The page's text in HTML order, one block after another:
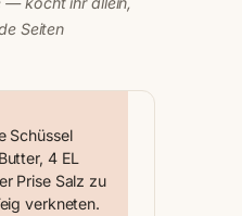
Seiten
Schüssel
4 EL
Prise Salz zu
verkneten.